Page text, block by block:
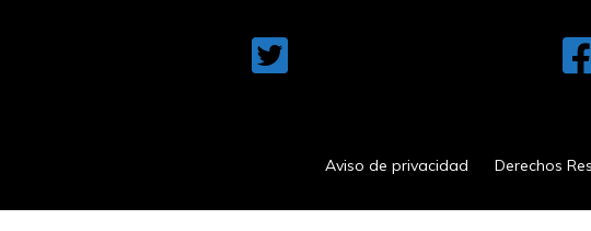
Aviso de privacidad Derechos